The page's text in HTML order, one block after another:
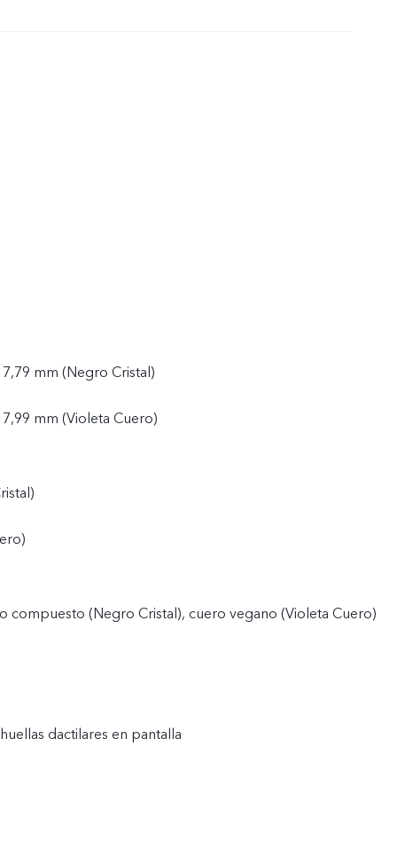
mm (Negro Cristal)
mm (Violeta Cuero)
compuesto (Negro Cristal), cuero vegano (Violeta Cuero)
dactilares en pantalla